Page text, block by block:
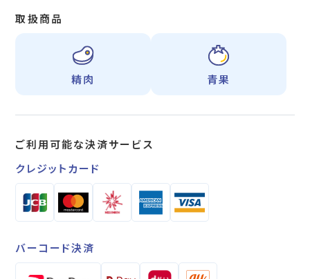
取扱商品
精肉 青果
ご利用可能な決済サービス
クレジットカード
バーコード決済